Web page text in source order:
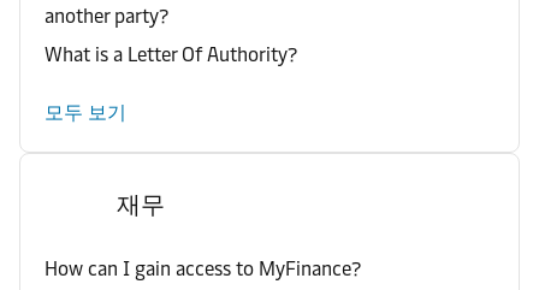
another party?
What is a Letter Of Authority?
모두 보기
재무
How can I gain access to MyFinance?